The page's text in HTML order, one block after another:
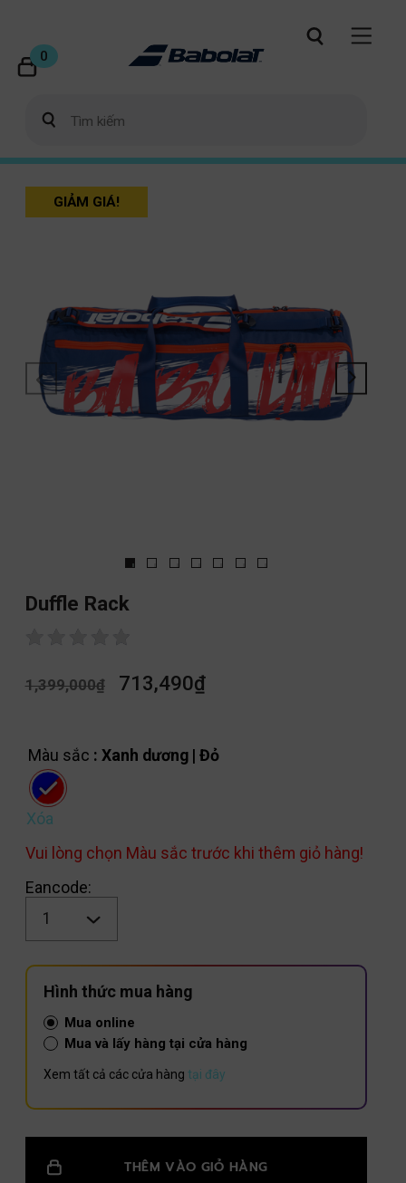
0
GIẢM GIÁ!
Duffle Rack
1,399,000₫ 713,490₫
Màu sắc : Xanh dương | Đỏ
Xóa
Vui lòng chọn Màu sắc trước khi thêm giỏ hàng!
Eancode:
Số
lượng
Hình thức mua hàng
Mua online
Mua và lấy hàng tại cửa hàng
Xem tất cả các cửa hàng tại đây
THÊM VÀO GIỎ HÀNG